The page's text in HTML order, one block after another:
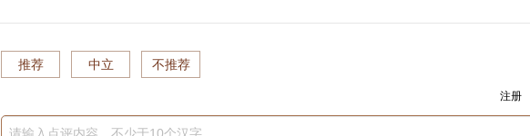
推荐 中立 不推荐
注册